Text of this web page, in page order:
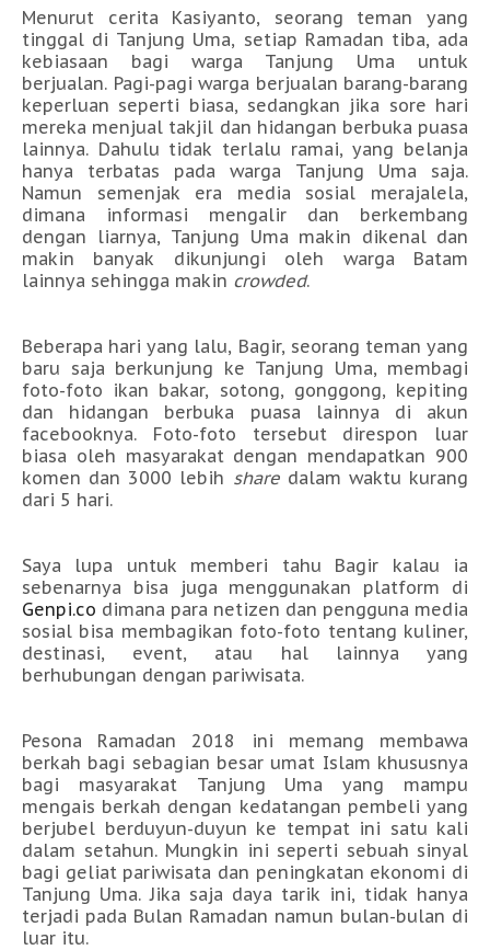
Menurut cerita Kasiyanto, seorang teman yang
tinggal di Tanjung Uma, setiap Ramadan tiba, ada
kebiasaan bagi warga Tanjung Uma untuk
berjualan. Pagi-pagi warga berjualan barang-barang
keperluan seperti biasa, sedangkan jika sore hari
mereka menjual takjil dan hidangan berbuka puasa
lainnya. Dahulu tidak terlalu ramai, yang belanja
hanya terbatas pada warga Tanjung Uma saja.
Namun semenjak era media sosial merajalela,
dimana informasi mengalir dan berkembang
dengan liarnya, Tanjung Uma makin dikenal dan
makin banyak dikunjungi oleh warga Batam
lainnya sehingga makin crowded.
Beberapa hari yang lalu, Bagir, seorang teman yang
baru saja berkunjung ke Tanjung Uma, membagi
foto-foto ikan bakar, sotong, gonggong, kepiting
dan hidangan berbuka puasa lainnya di akun
facebooknya. Foto-foto tersebut direspon luar
biasa oleh masyarakat dengan mendapatkan 900
komen dan 3000 lebih sharedalam waktu kurang
dari 5 hari.
Saya lupa untuk memberi tahu Bagir kalau ia
sebenarnya bisa juga menggunakan platform di
Genpi.co dimana para netizen dan pengguna media
sosial bisa membagikan foto-foto tentang kuliner,
destinasi, event, atau hal lainnya yang
berhubungan dengan pariwisata.
Pesona Ramadan 2018 ini memang membawa
berkah bagi sebagian besar umat Islam khususnya
bagi masyarakat Tanjung Uma yang mampu
mengais berkah dengan kedatangan pembeli yang
berjubel berduyun-duyun ke tempat ini satu kali
dalam setahun. Mungkin ini seperti sebuah sinyal
bagi geliat pariwisata dan peningkatan ekonomi di
Tanjung Uma. Jika saja daya tarik ini, tidak hanya
terjadi pada Bulan Ramadan namun bulan-bulan di
luar itu.